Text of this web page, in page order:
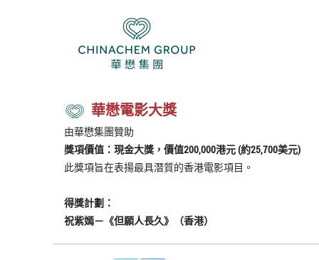
華懋電影大獎
由華懋集團贊助
獎項價值：現金大獎，價值200,000港元 (約25,700美元)
此獎項旨在表揚最具潛質的香港電影項目。
得獎計劃：
祝紫嫣－《但願人長久》（香港）